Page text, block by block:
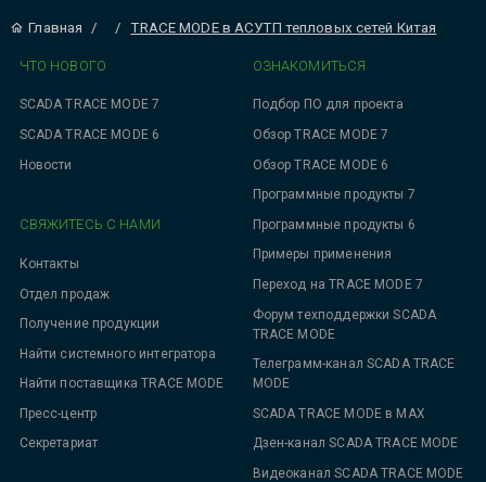
Главная / / TRACE MODE в АСУТП тепловых сетей Китая
ЧТО НОВОГО
SCADA TRACE MODE 7
SCADA TRACE MODE 6
Новости
ОЗНАКОМИТЬСЯ
Подбор ПО для проекта
Обзор TRACE MODE 7
Обзор TRACE MODE 6
Программные продукты 7
Программные продукты 6
Примеры применения
Переход на TRACE MODE 7
Форум техподдержки SCADA
TRACE MODE
Телеграмм-канал SCADA TRACE
MODE
SCADA TRACE MODE в MAX
Дзен-канал SCADA TRACE MODE
Видеоканал SCADA TRACE MODE
СВЯЖИТЕСЬ С НАМИ
Контакты
Отдел продаж
Получение продукции
Найти системного интегратора
Найти поставщика TRACE MODE
Пресс-центр
Секретариат